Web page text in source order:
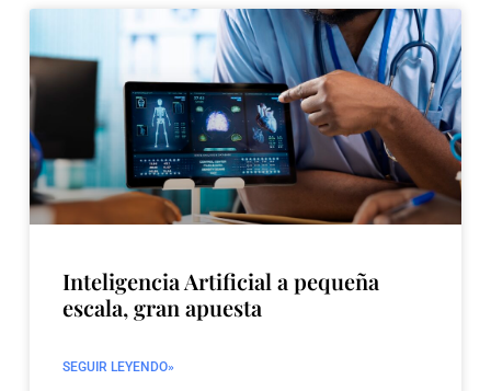
Inteligencia Artificial a pequeña
escala, gran apuesta
SEGUIR LEYENDO»